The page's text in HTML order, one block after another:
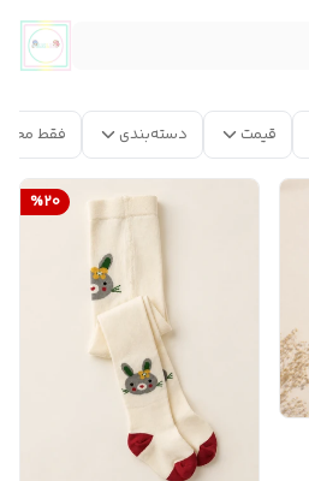
قیمت دسته‌بندی فقط
%20